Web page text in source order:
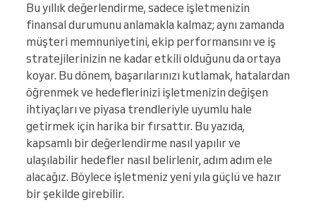
Bu yıllık değerlendirme, sadece işletmenizin
finansal durumunu anlamakla kalmaz; aynı zamanda
müşteri memnuniyetini, ekip performansını ve iş
stratejilerinizin ne kadar etkili olduğunu da ortaya
koyar. Bu dönem, başarılarınızı kutlamak, hatalardan
öğrenmek ve hedeflerinizi işletmenizin değişen
ihtiyaçları ve piyasa trendleriyle uyumlu hale
getirmek için harika bir fırsattır. Bu yazıda,
kapsamlı bir değerlendirme nasıl yapılır ve
ulaşılabilir hedefler nasıl belirlenir, adım adım ele
alacağız. Böylece işletmeniz yeni yıla güçlü ve hazır
bir şekilde girebilir.